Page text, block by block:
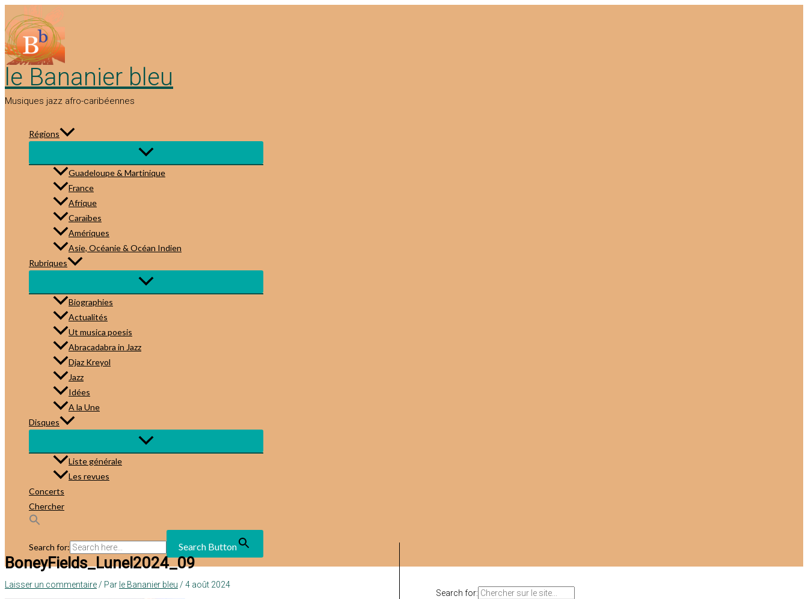
au
contenu
le Bananier bleu
Musiques jazz afro-caribéennes
Régions
Guadeloupe & Martinique
France
Afrique
Caraïbes
Amériques
Asie, Océanie & Océan Indien
Rubriques
Biographies
Actualités
Ut musica poesis
Abracadabra in Jazz
Djaz Kreyol
Jazz
Idées
A la Une
Disques
Liste générale
Les revues
Concerts
Chercher
Search for: Search Button
BoneyFields_Lunel2024_09
Laisser un commentaire / Par le Bananier bleu / 4 août 2024
Search for: